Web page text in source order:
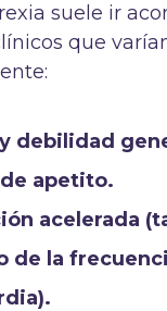
suele ir
que
debilidad
apetito.
acelerada
de la